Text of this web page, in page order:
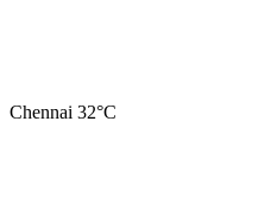
Chennai 32°C